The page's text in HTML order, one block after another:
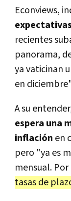
Econviews,
recientes
panorama,
ya vaticinan
en
A su
espera una
inflación en
pero "ya es
mensual. Por
tasas de